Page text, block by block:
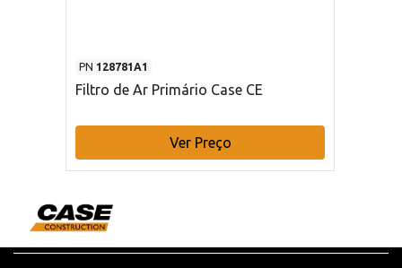
PN 128781A1
Filtro de Ar Primário Case CE
Ver Preço